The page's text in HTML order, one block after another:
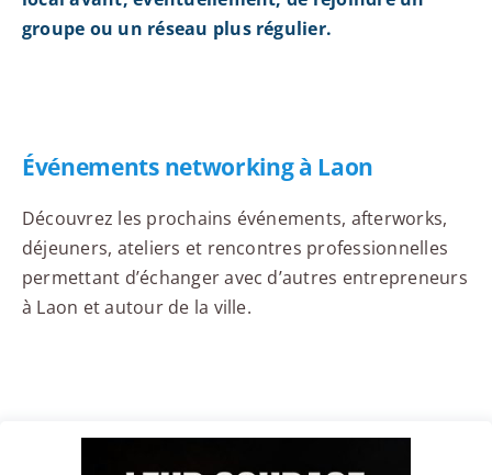
groupe ou un réseau plus régulier.
Événements networking à Laon
Découvrez les prochains événements, afterworks,
déjeuners, ateliers et rencontres professionnelles
permettant d’échanger avec d’autres entrepreneurs
à Laon et autour de la ville.